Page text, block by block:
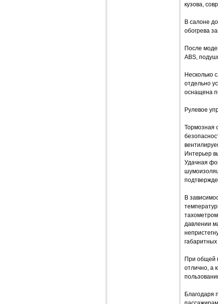
кузова,
В салоне
обогрева
После
ABS,
Несколько
отдельно
оснащена
Рулевое
Тормозная
Интерьер
Удачная
В
давлении
габаритных
При общей
отлично, а
Благодаря